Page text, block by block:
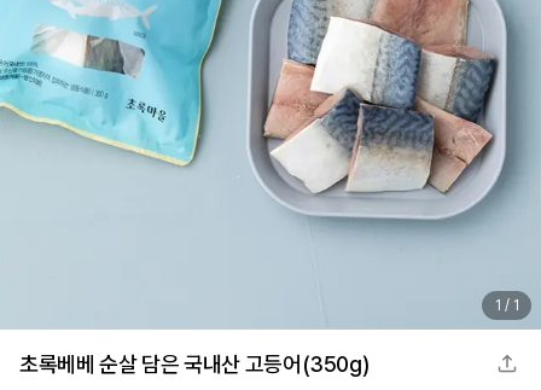
1 / 1
초록베베 순살 담은 국내산 고등어(350g)